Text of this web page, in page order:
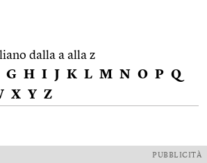
dalla a alla z
G H I J K L M N O P Q
X Y Z
PUBBLICITÀ